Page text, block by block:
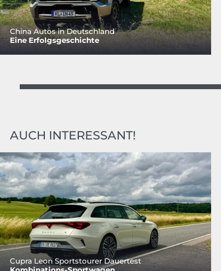
China Autos in Deutschland
Eine Erfolgsgeschichte
AUCH INTERESSANT!
Cupra Leon Sportstourer Dauertest